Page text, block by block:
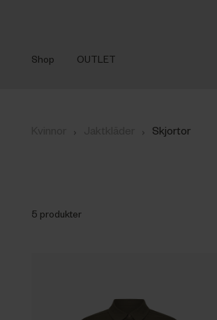
Shop OUTLET
› › Skjortor
5 produkter